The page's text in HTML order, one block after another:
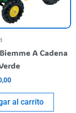
A Cadena
al carrito